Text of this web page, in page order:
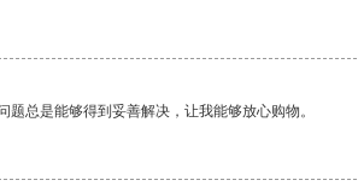
总是能够得到妥善解决，让我能够放心购物。